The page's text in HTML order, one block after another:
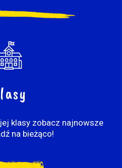
klasy zobacz najnowsze
na bieżąco!